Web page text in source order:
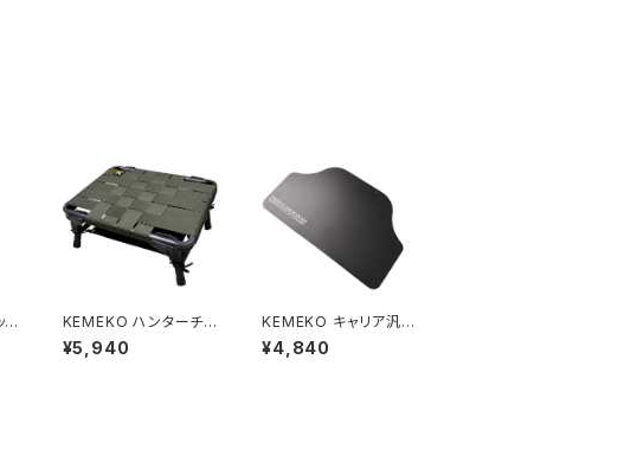
KEMEKO ハンターチェ
アーアグラ スタンダード
タイプ キャンピングシー
¥5,940
KEMEKO キャリア汎用
サポートプレート
¥4,840